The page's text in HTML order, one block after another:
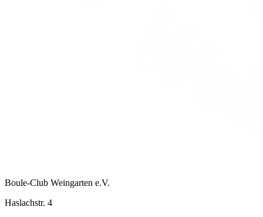
Boule-Club Weingarten e.V.
Haslachstr. 4